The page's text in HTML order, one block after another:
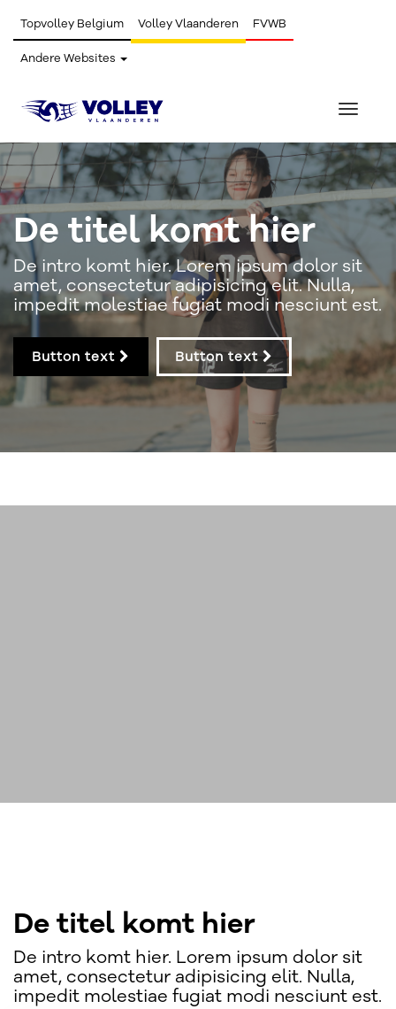
Topvolley Belgium Volley Vlaanderen FVWB
Andere Websites
Toggle
De titel komt hier
De intro komt hier. Lorem ipsum dolor sit
amet, consectetur adipisicing elit. Nulla,
impedit molestiae fugiat modi nesciunt est.
Button text Button text
De titel komt hier
De intro komt hier. Lorem ipsum dolor sit
amet, consectetur adipisicing elit. Nulla,
impedit molestiae fugiat modi nesciunt est.